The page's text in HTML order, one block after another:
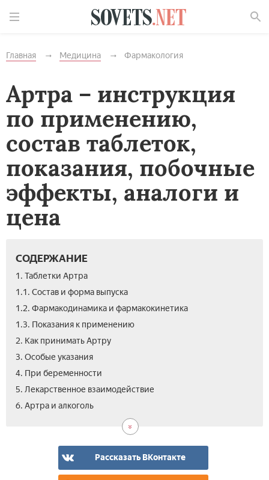
Главная Медицина Фармакология
Артра – инструкция
по применению,
состав таблеток,
показания, побочные
эффекты, аналоги и
цена
СОДЕРЖАНИЕ
1. Таблетки Артра
1.1. Состав и форма выпуска
1.2. Фармакодинамика и фармакокинетика
1.3. Показания к применению
2. Как принимать Артру
3. Особые указания
4. При беременности
5. Лекарственное взаимодействие
6. Артра и алкоголь
Рассказать ВКонтакте